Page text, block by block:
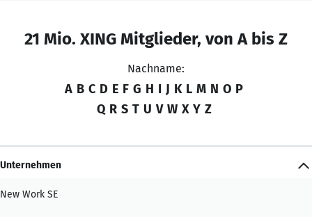
21 Mio. XING Mitglieder, von A bis Z
Nachname:
A B C D E F G H I J K L M N O P
Q R S T U V W X Y Z
Unternehmen
New Work SE